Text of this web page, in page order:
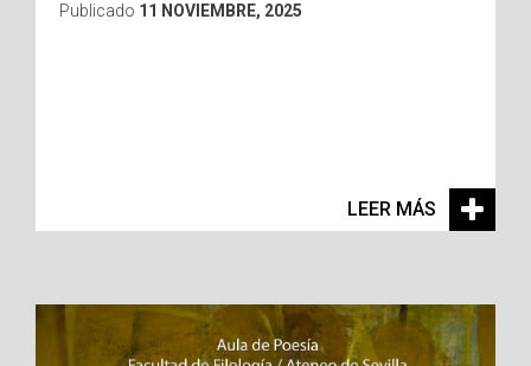
Publicado 11 NOVIEMBRE, 2025
LEER MÁS